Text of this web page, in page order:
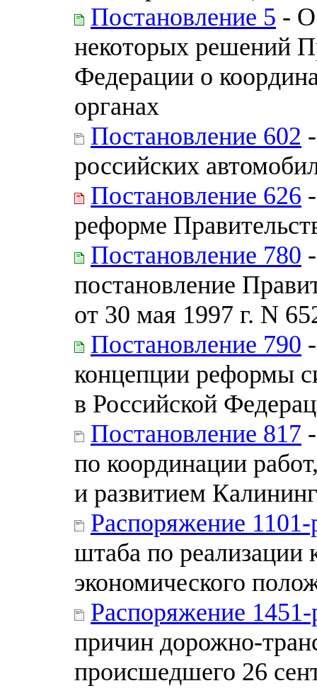
Постановление 5 - О
некоторых решений
Федерации о
органах
Постановление 602
российских
Постановление 626
реформе
Постановление 780
постановление
от 30 мая 1997 г. N
Постановление 790
концепции реформы
в Российской
Постановление 817
по координации
и развитием
Распоряжение 1101-
штаба по реализации
экономического
Распоряжение 1451-
причин дорожно-
происшедшего 26